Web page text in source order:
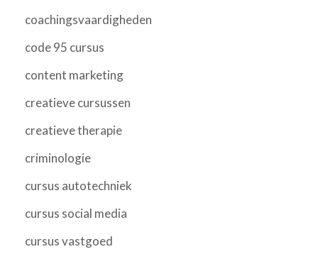
coachingsvaardigheden
code 95 cursus
content marketing
creatieve cursussen
creatieve therapie
criminologie
cursus autotechniek
cursus social media
cursus vastgoed